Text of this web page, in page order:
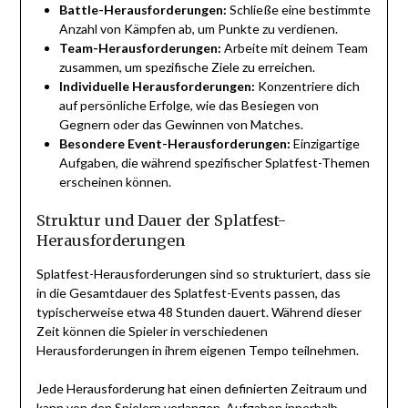
Battle-Herausforderungen: Schließe eine bestimmte
Anzahl von Kämpfen ab, um Punkte zu verdienen.
Team-Herausforderungen: Arbeite mit deinem Team
zusammen, um spezifische Ziele zu erreichen.
Individuelle Herausforderungen: Konzentriere dich
auf persönliche Erfolge, wie das Besiegen von
Gegnern oder das Gewinnen von Matches.
Besondere Event-Herausforderungen: Einzigartige
Aufgaben, die während spezifischer Splatfest-Themen
erscheinen können.
Struktur und Dauer der Splatfest-
Herausforderungen
Splatfest-Herausforderungen sind so strukturiert, dass sie
in die Gesamtdauer des Splatfest-Events passen, das
typischerweise etwa 48 Stunden dauert. Während dieser
Zeit können die Spieler in verschiedenen
Herausforderungen in ihrem eigenen Tempo teilnehmen.
Jede Herausforderung hat einen definierten Zeitraum und